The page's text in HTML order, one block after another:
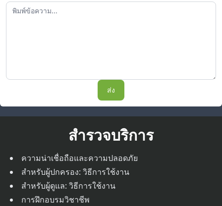
ส่ง
สำรวจบริการ
ความน่าเชื่อถือและความปลอดภัย
สำหรับผู้ปกครอง: วิธีการใช้งาน
สำหรับผู้ดูแล: วิธีการใช้งาน
การฝึกอบรมวิชาชีพ